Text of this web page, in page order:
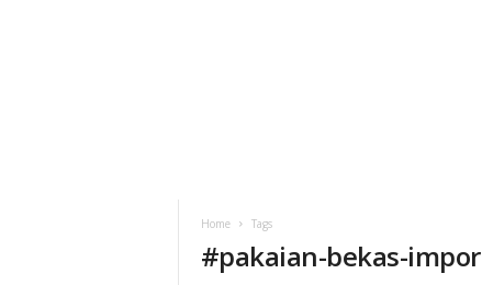
Home Tags
#pakaian-bekas-impor